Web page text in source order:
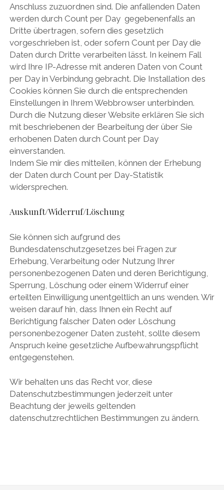
Anschluss zuzuordnen sind. Die anfallenden Daten
werden durch Count per Day gegebenenfalls an
Dritte übertragen, sofern dies gesetzlich
vorgeschrieben ist, oder sofern Count per Day die
Daten durch Dritte verarbeiten lässt. In keinem Fall
wird Ihre IP-Adresse mit anderen Daten von Count
per Day in Verbindung gebracht. Die Installation des
Cookies können Sie durch die entsprechenden
Einstellungen in Ihrem Webbrowser unterbinden.
Durch die Nutzung dieser Website erklären Sie sich
mit beschriebenen der Bearbeitung der über Sie
erhobenen Daten durch Count per Day
einverstanden.
Indem Sie mir dies mitteilen, können der Erhebung
der Daten durch Count per Day-Statistik
widersprechen.
Auskunft/Widerruf/Löschung
Sie können sich aufgrund des
Bundesdatenschutzgesetzes bei Fragen zur
Erhebung, Verarbeitung oder Nutzung Ihrer
personenbezogenen Daten und deren Berichtigung,
Sperrung, Löschung oder einem Widerruf einer
erteilten Einwilligung unentgeltlich an uns wenden. Wir
weisen darauf hin, dass Ihnen ein Recht auf
Berichtigung falscher Daten oder Löschung
personenbezogener Daten zusteht, sollte diesem
Anspruch keine gesetzliche Aufbewahrungspflicht
entgegenstehen.
Wir behalten uns das Recht vor, diese
Datenschutzbestimmungen jederzeit unter
Beachtung der jeweils geltenden
datenschutzrechtlichen Bestimmungen zu ändern.